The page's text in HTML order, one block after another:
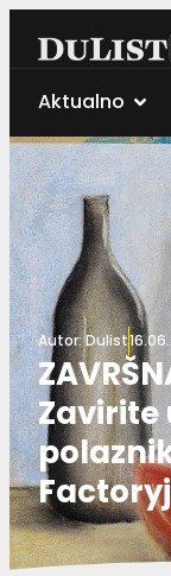
Aktualno
Autor:Dulist
Zavirite